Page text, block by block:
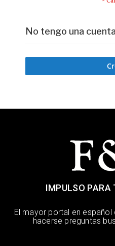
No tengo una cuenta
IMPULSO PARA
El mayor portal en
hacerse preguntas